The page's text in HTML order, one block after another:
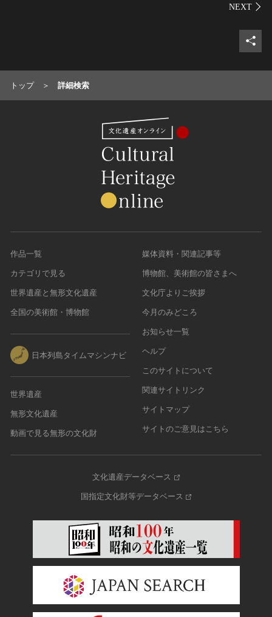
シェ
トップ 詳細検索
作品一覧
カテゴリで見る
世界遺産と無形文化遺産
全国の美術館・博物館
日本列島タイムマシンナビ
世界遺産
無形文化遺産
動画で見る無形の文化財
媒体資料・関連記事等
博物館、美術館の皆さまへ
文化庁よりご挨拶
今月のみどころ
お知らせ一覧
ヘルプ
このサイトについて
関連サイトリンク
サイトマップ
サイトのご意見はこちら
文化遺産データベース
国指定文化財等データベース